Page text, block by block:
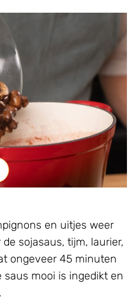
en uitjes weer
sojasaus, tijm, laurier,
ongeveer 45 minuten
mooi is ingedikt en